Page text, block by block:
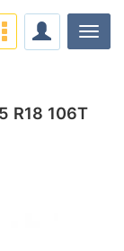
R18 106T